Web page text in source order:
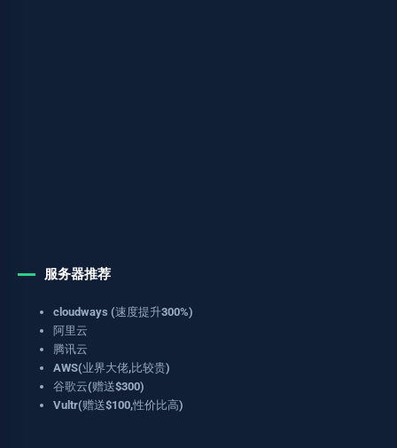
服务器推荐
cloudways (速度提升300%)
阿里云
腾讯云
AWS(业界大佬,比较贵)
谷歌云(赠送$300)
Vultr(赠送$100,性价比高)